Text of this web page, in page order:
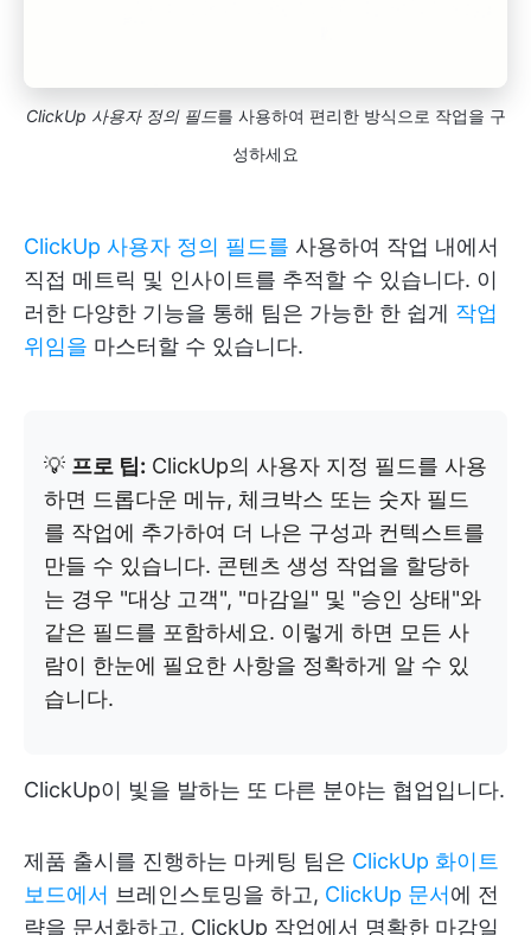
ClickUp 사용자 정의 필드를 사용하여 편리한 방식으로 작업을 구
성하세요
ClickUp 사용자 정의 필드를 사용하여 작업 내에서
직접 메트릭 및 인사이트를 추적할 수 있습니다. 이
러한 다양한 기능을 통해 팀은 가능한 한 쉽게 작업
위임을 마스터할 수 있습니다.
💡 프로 팁: ClickUp의 사용자 지정 필드를 사용
하면 드롭다운 메뉴, 체크박스 또는 숫자 필드
를 작업에 추가하여 더 나은 구성과 컨텍스트를
만들 수 있습니다. 콘텐츠 생성 작업을 할당하
는 경우 "대상 고객", "마감일" 및 "승인 상태"와
같은 필드를 포함하세요. 이렇게 하면 모든 사
람이 한눈에 필요한 사항을 정확하게 알 수 있
습니다.
ClickUp이 빛을 발하는 또 다른 분야는 협업입니다.
제품 출시를 진행하는 마케팅 팀은 ClickUp 화이트
보드에서 브레인스토밍을 하고, ClickUp 문서에 전
략을 문서화하고, ClickUp 작업에서 명확한 마감일